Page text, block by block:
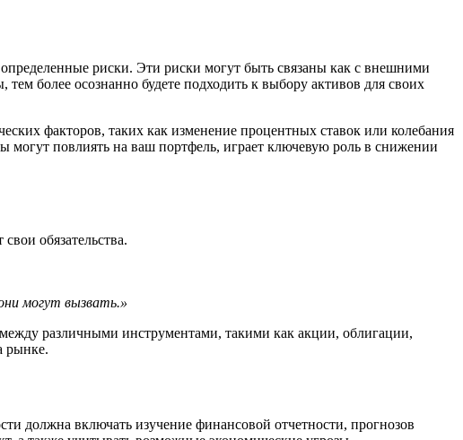
риски. Эти риски могут быть связаны как с внешними
более осознанно будете подходить к выбору активов для своих
факторов, таких как изменение процентных ставок или колебания
могут повлиять на ваш портфель, играет ключевую роль в снижении
обязательства.
могут вызвать.»
различными инструментами, такими как акции, облигации,
рынке.
должна включать изучение финансовой отчетности, прогнозов